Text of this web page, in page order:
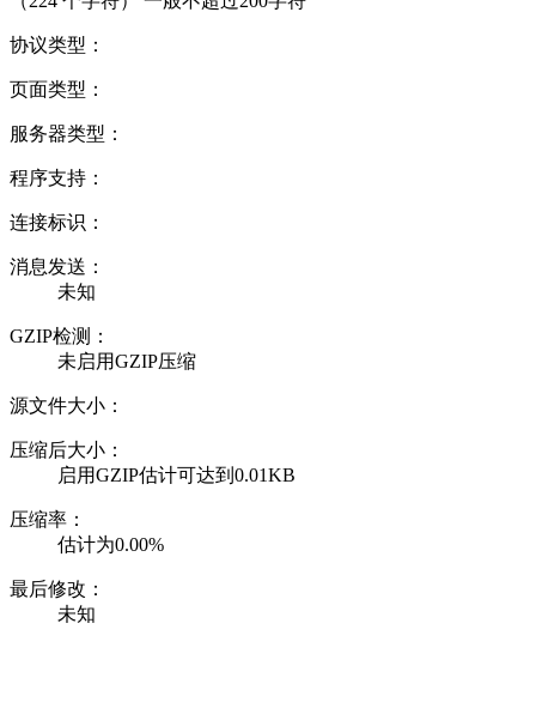
协议类型：
页面类型：
服务器类型：
程序支持：
连接标识：
消息发送：
未知
GZIP检测：
未启用GZIP压缩
源文件大小：
压缩后大小：
启用GZIP估计可达到0.01KB
压缩率：
估计为0.00%
最后修改：
未知